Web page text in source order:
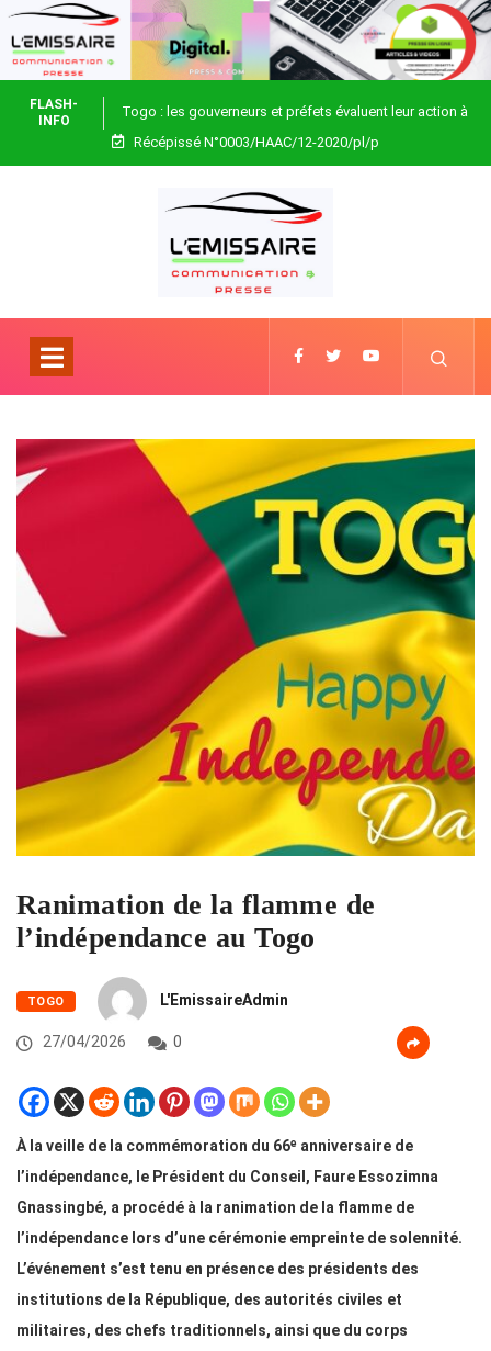
FLASH-
INFO
Togo : les gouverneurs et préfets évaluent leur action à
Blitta
Récépissé N°0003/HAAC/12-2020/pl/p
Ranimation de la flamme de
l’indépendance au Togo
TOGO L'EmissaireAdmin
27/04/2026 0
À la veille de la commémoration du 66ᵉ anniversaire de
l’indépendance, le Président du Conseil, Faure Essozimna
Gnassingbé, a procédé à la ranimation de la flamme de
l’indépendance lors d’une cérémonie empreinte de solennité.
L’événement s’est tenu en présence des présidents des
institutions de la République, des autorités civiles et
militaires, des chefs traditionnels, ainsi que du corps